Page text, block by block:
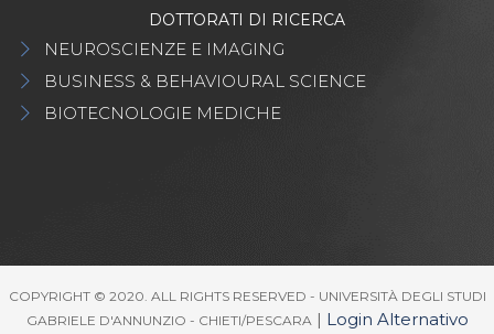
DOTTORATI DI RICERCA
NEUROSCIENZE E IMAGING
BUSINESS & BEHAVIOURAL SCIENCE
BIOTECNOLOGIE MEDICHE
COPYRIGHT © 2020. ALL RIGHTS RESERVED - UNIVERSITÀ DEGLI STUDI
GABRIELE D'ANNUNZIO - CHIETI/PESCARA| Login Alternativo